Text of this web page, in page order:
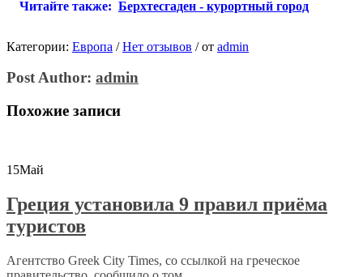
Читайте также: Берхтесгаден - курортный город
Категории: Европа / Нет отзывов /от admin
Post Author: admin
Похожие записи
15Май
Греция установила 9 правил приёма
туристов
Агентство Greek City Times, со ссылкой на греческое